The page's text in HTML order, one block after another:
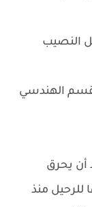
النصيب
الهندسي
أن يحرق
للرحيل منذ